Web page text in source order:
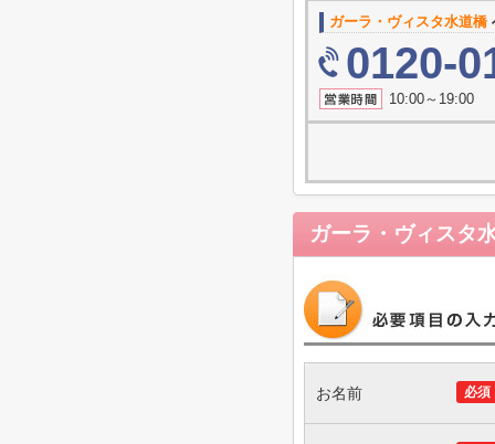
ガーラ・ヴィスタ水道橋
0120-
10:00～19:00
ガーラ・ヴィスタ
必須
お名前